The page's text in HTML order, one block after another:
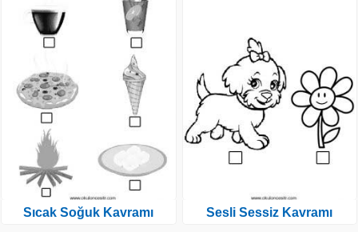
Sıcak Soğuk Kavramı Sesli Sessiz Kavramı